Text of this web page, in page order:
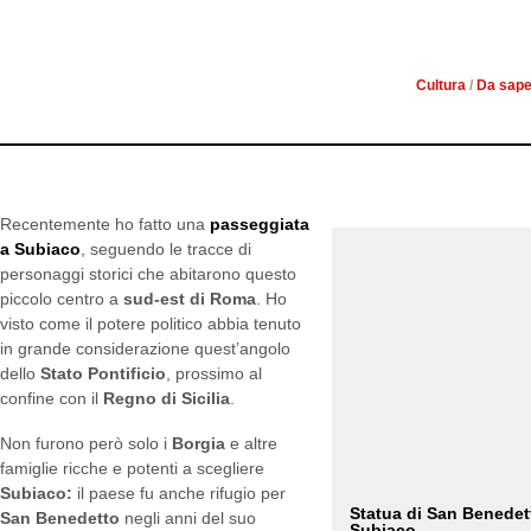
Cultura/Da
Recentemente ho fatto una passeggiata
a Subiaco
, seguendo le tracce di
personaggi storici che abitarono questo
piccolo centro a
sud-est di Roma
. Ho
visto come il potere politico abbia tenuto
in grande considerazione quest’angolo
delloStato Pontificio, prossimo al
confine con ilRegno di Sicilia.
Non furono però solo i
e altre